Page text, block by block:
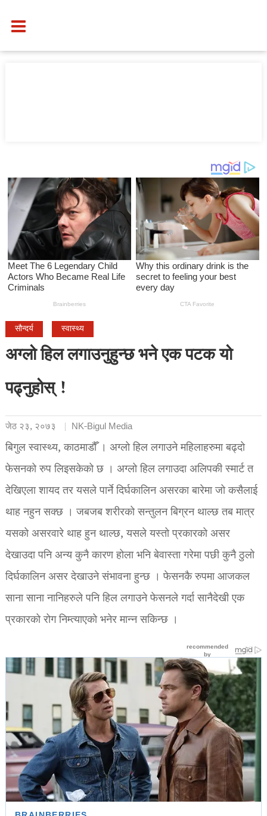
सौन्दर्य स्वास्थ्य
अग्लो हिल लगाउनुहुन्छ भने एक पटक यो
पढ्नुहोस् !
जेठ २३, २०७३ NK-Bigul Media
बिगुल स्वास्थ्य, काठमाडौँ । अग्लो हिल लगाउने महिलाहरुमा बढ्दो
फेसनको रुप लिइसकेको छ । अग्लो हिल लगाउदा अलिपकी स्मार्ट त
देखिएला शायद तर यसले पार्ने दिर्घकालिन असरका बारेमा जो कसैलाई
थाह नहुन सक्छ । जबजब शरीरको सन्तुलन बिग्रन थाल्छ तब मात्र
यसको असरवारे थाह हुन थाल्छ, यसले यस्तो प्रकारको असर
देखाउदा पनि अन्य कुनै कारण होला भनि बेवास्ता गरेमा पछी कुनै ठुलो
दिर्घकालिन असर देखाउने संभावना हुन्छ । फेसनकै रुपमा आजकल
साना साना नानिहरुले पनि हिल लगाउने फेसनले गर्दा सानैदेखी एक
प्रकारको रोग निम्त्याएको भनेर मान्न सकिन्छ ।